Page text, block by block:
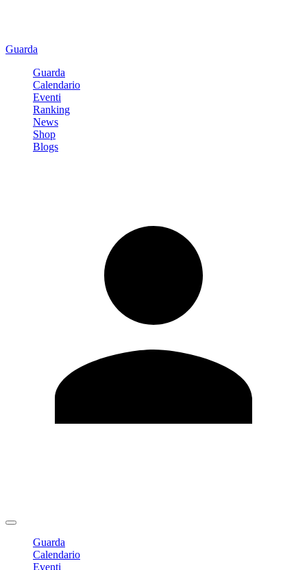
Guarda
Guarda
Calendario
Eventi
Ranking
News
Shop
Blogs
Guarda
Calendario
Eventi